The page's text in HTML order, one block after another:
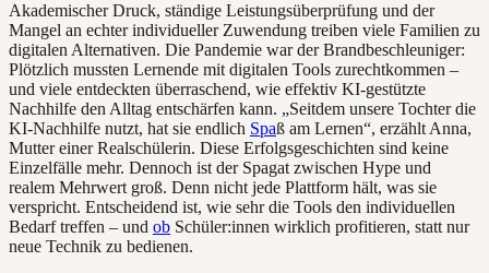
Akademischer Druck, ständige Leistungsüberprüfung und der
Mangel an echter individueller Zuwendung treiben viele Familien zu
digitalen Alternativen. Die Pandemie war der Brandbeschleuniger:
Plötzlich mussten Lernende mit digitalen Tools zurechtkommen –
und viele entdeckten überraschend, wie effektiv KI-gestützte
Nachhilfe den Alltag entschärfen kann. „Seitdem unsere Tochter die
KI-Nachhilfe nutzt, hat sie endlich Spaß am Lernen“, erzählt Anna,
Mutter einer Realschülerin. Diese Erfolgsgeschichten sind keine
Einzelfälle mehr. Dennoch ist der Spagat zwischen Hype und
realem Mehrwert groß. Denn nicht jede Plattform hält, was sie
verspricht. Entscheidend ist, wie sehr die Tools den individuellen
Bedarf treffen – und ob Schüler:innen wirklich profitieren, statt nur
neue Technik zu bedienen.